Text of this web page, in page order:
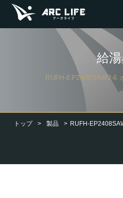
トップ 製品 RUFH-EP2408SAW2-6 オートタ
給
RUFH-EP2408SAW2-6